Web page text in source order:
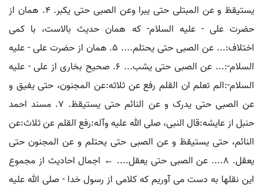
یستیقظ و عن المبتلی حتی یبرا وعن الصبی حتی یکبر. ۴. همان از
حضرت علی - علیه السلام- که همان حدیث بالاست، با کمی
اختلاف:... عن الصبی حتی یحتلم.... ۵. همان از حضرت علی - علیه
السلام-:... عن الصبی حتی یشب... ۶. صحیح بخاری از علی - علیه
السلام-:الم تعلم ان القلم رفع عن ثلاثه:عن المجنون، حتی یفیق و
عن الصبی حتی یدرک و عن النائم حتی یستیقظ. ۷. مسند احمد
حنبل از عایشه:قال النبی، صلی الله علیه وآله:رفع القلم عن ثلاث:عن
النائم، حتی یستیقظ و عن الصبی حتی یحتلم و عن المجنون حتی
یعقل. ۸.... عن الصبی حتی یعقل.... ← اجمال احادیث از مجموع
این نقلها به دست می آوریم که کلامی از رسول خدا - صلی الله علیه